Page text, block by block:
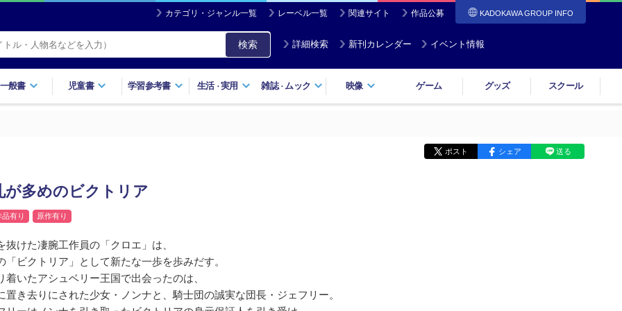
カテゴリ・ジャンル一覧 レーベル一覧 関連サイト 作品公募 KADOKAWA GROUP INFO
検索 詳細検索 新刊カレンダー イベント情報
一般書 児童書 学習参考書 生活・実用 雑誌・ ムック 映像 ゲーム グッズ スクール
ポスト シェア 送る
が多めのビクトリア
有り 原作有り
抜けた凄腕工作員の「クロエ」は、
「ビクトリア」として新たな一歩を歩みだす。
着いたアシュベリー王国で出会ったのは、
置き去りにされた少女・ノンナと、騎士団の誠実な団長・ジェフリー。